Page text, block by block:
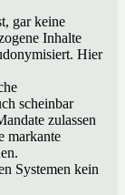
gar keine
Inhalte
Hier
scheinbar
zulassen
markante
Systemen kein